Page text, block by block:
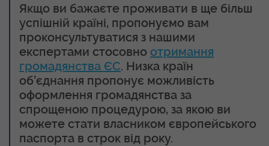
Якщо ви бажаєте проживати в ще більш
успішній країні, пропонуємо вам
проконсультуватися з нашими
експертами стосовно отримання
громадянства ЄС. Низка країн
об’єднання пропонує можливість
оформлення громадянства за
спрощеною процедурою, за якою ви
можете стати власником європейського
паспорта в строк від року.